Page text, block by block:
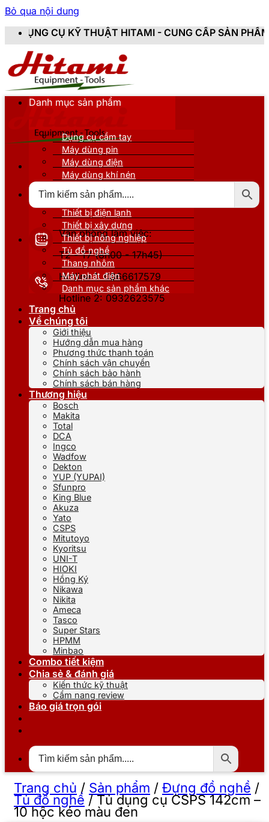
Bỏ qua nội dung
HITAMI - CUNG CẤP SẢN PHẨM CHÍNH HÃNG,
Văn phòng làm việc:
T2 - T7 (8h00 - 17h45)
Hotline 1: 0866617579
Hotline 2: 0932623575
Danh mục sản phẩm
Dụng cụ cầm tay
Máy dùng pin
Máy dùng điện
Máy dùng khí nén
Thiết bị nâng đỡ
Thiết bị điện lạnh
Thiết bị xây dựng
Thiết bị nông nghiệp
Tủ đồ nghề
Thang nhôm
Máy phát điện
Danh mục sản phẩm khác
Trang chủ
Về chúng tôi
Giới thiệu
Hướng dẫn mua hàng
Phương thức thanh toán
Chính sách vận chuyển
Chính sách bảo hành
Chính sách bán hàng
Thương hiệu
Bosch
Makita
Total
DCA
Ingco
Wadfow
Dekton
YUP (YUPAI)
Sfunpro
King Blue
Akuza
Yato
CSPS
Mitutoyo
Kyoritsu
UNI-T
HIOKI
Hồng Ký
Nikawa
Nikita
Ameca
Tasco
Super Stars
HPMM
Minbao
Combo tiết kiệm
Chia sẻ & đánh giá
Kiến thức kỹ thuật
Cẩm nang review
Báo giá trọn gói
Trang chủ / Sản phẩm / Đựng đồ nghề /
Tủ đồ nghề /Tủ dụng cụ CSPS 142cm –
10 hộc kéo màu đen